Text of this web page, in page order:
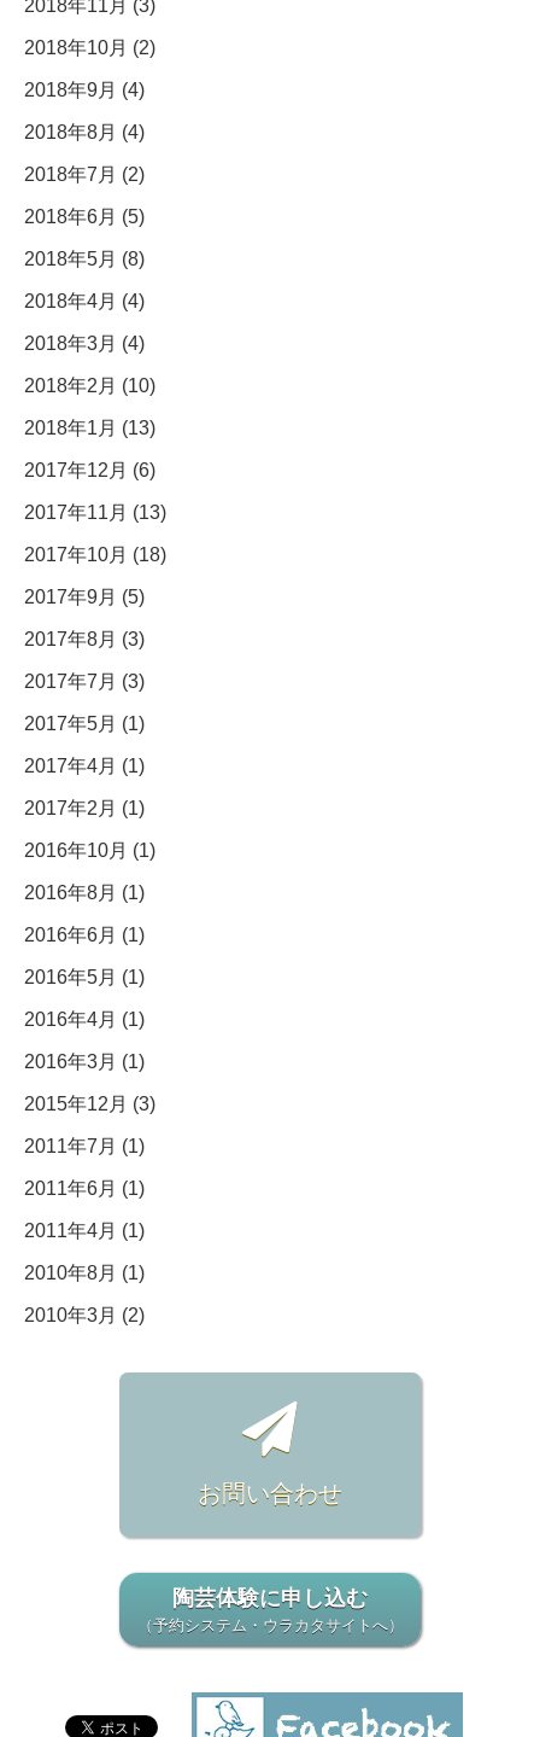
2018年11月 (3)
2018年10月 (2)
2018年9月 (4)
2018年8月 (4)
2018年7月 (2)
2018年6月 (5)
2018年5月 (8)
2018年4月 (4)
2018年3月 (4)
2018年2月 (10)
2018年1月 (13)
2017年12月 (6)
2017年11月 (13)
2017年10月 (18)
2017年9月 (5)
2017年8月 (3)
2017年7月 (3)
2017年5月 (1)
2017年4月 (1)
2017年2月 (1)
2016年10月 (1)
2016年8月 (1)
2016年6月 (1)
2016年5月 (1)
2016年4月 (1)
2016年3月 (1)
2015年12月 (3)
2011年7月 (1)
2011年6月 (1)
2011年4月 (1)
2010年8月 (1)
2010年3月 (2)
お問い合わせ
陶芸体験に申し込む
（予約システム・ウラカタサイトへ）